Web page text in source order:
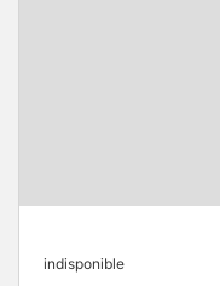
indisponible